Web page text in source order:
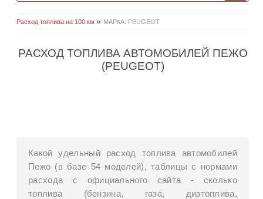
Расход топлива на 100 км » МАРКА: PEUGEOT
РАСХОД ТОПЛИВА АВТОМОБИЛЕЙ ПЕЖО
(PEUGEOT)
Какой удельный расход топлива автомобилей
Пежо (в базе 54 моделей), таблицы с нормами
расхода с официального сайта - сколько
топлива (бензина, газа, дизтоплива,